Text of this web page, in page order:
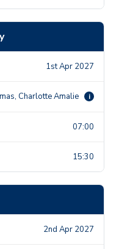
1st Apr 2027
Charlotte Amalie i
07:00
15:30
2nd Apr 2027